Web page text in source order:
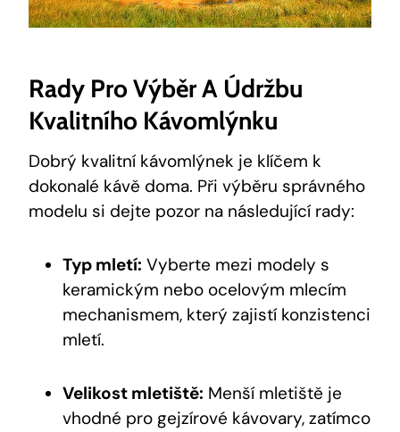
Rady Pro Výběr A Údržbu
Kvalitního Kávomlýnku
Dobrý kvalitní kávomlýnek je klíčem k
dokonalé kávě doma. Při výběru správného
modelu si dejte pozor na následující rady:
Typ mletí: Vyberte mezi modely s
keramickým nebo ocelovým mlecím
mechanismem, který zajistí konzistenci
mletí.
Velikost mletiště: Menší mletiště je
vhodné pro gejzírové kávovary, zatímco